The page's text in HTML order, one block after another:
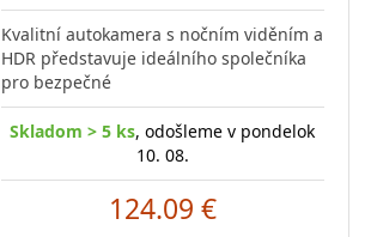
Kvalitní autokamera s nočním viděním a
HDR představuje ideálního společníka
pro bezpečné
Skladom > 5 ks, odošleme v pondelok
10. 08.
124.09 €